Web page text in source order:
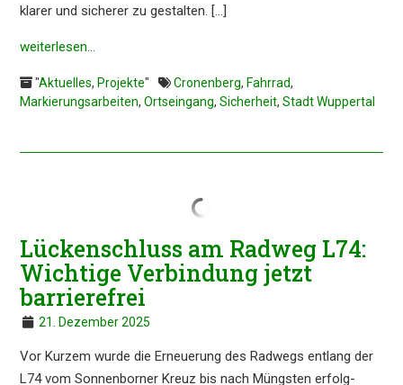
klarer und siche­rer zu gestal­ten. […]
weiter­le­sen…
"Aktuelles, Projekte" Cronenberg, Fahrrad,
Markierungsarbeiten, Ortseingang, Sicherheit, Stadt Wuppertal
Lücken­schluss am Radweg L74:
Wichti­ge Verbin­dung jetzt
barrierefrei
21. Dezember 2025
Vor Kurzem wurde die Erneue­rung des Radwegs entlang der
L74 vom Sonnen­bor­ner Kreuz bis nach Müngs­ten erfolg­